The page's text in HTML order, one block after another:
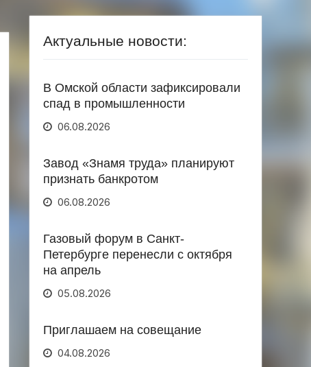
Актуальные новости:
В Омской области зафиксировали
спад в промышленности
06.08.2026
Завод «Знамя труда» планируют
признать банкротом
06.08.2026
Газовый форум в Санкт-
Петербурге перенесли с октября
на апрель
05.08.2026
Приглашаем на совещание
04.08.2026